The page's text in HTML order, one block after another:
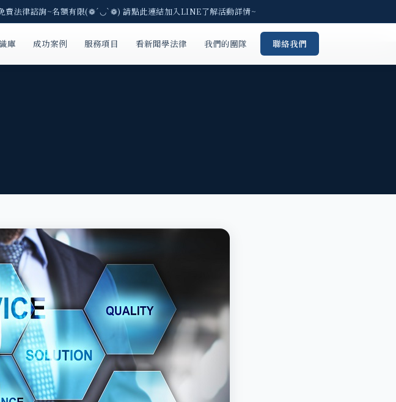
律諮詢~名額有限(❁´◡`❁) 請點此連結加入LINE了解活動詳情~
庫 成功案例 服務項目 看新聞學法律 我們的團隊 聯絡我們